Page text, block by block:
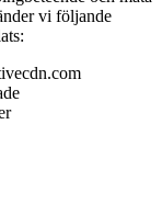
vi följande